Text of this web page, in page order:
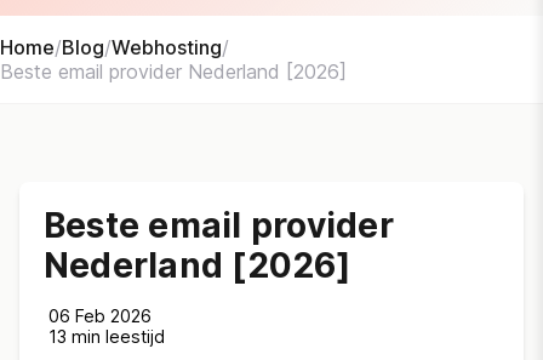
Home/Blog/Webhosting/
Beste email provider Nederland [2026]
Beste email provider
Nederland [2026]
06 Feb 2026
13 min leestijd